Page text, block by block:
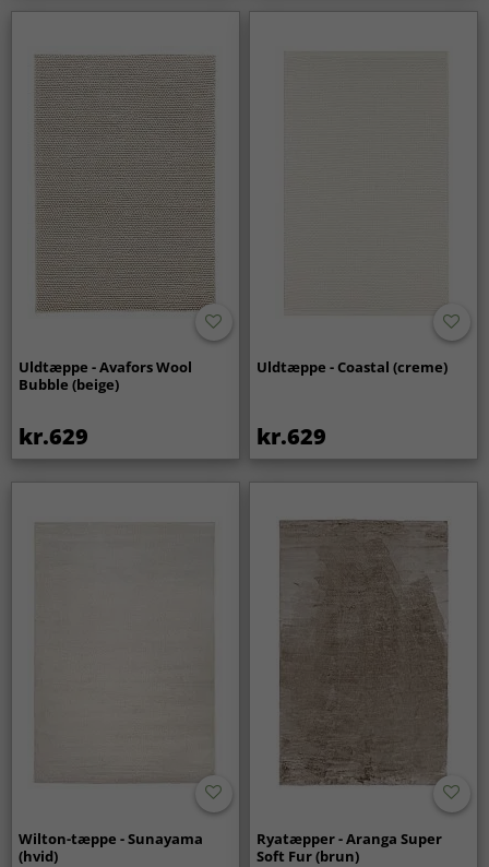
Uldtæppe - Avafors Wool
Bubble (beige)
kr.629
Uldtæppe - Coastal (creme)
kr.629
Wilton-tæppe - Sunayama
(hvid)
Ryatæpper - Aranga Super
Soft Fur (brun)